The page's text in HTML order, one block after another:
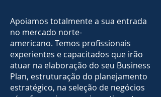
Apoiamos totalmente a sua entrada
no mercado norte-
americano. Temos profissionais
experientes e capacitados que irão
atuar na elaboração do seu Business
Plan, estruturação do planejamento
estratégico, na seleção de negócios